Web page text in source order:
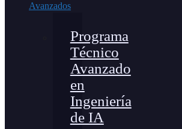
Avanzados
Programa
Técnico
Avanzado
en
Ingeniería
de IA